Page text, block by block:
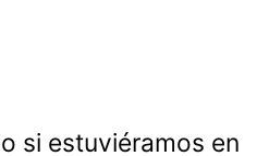
si estuviéramos en